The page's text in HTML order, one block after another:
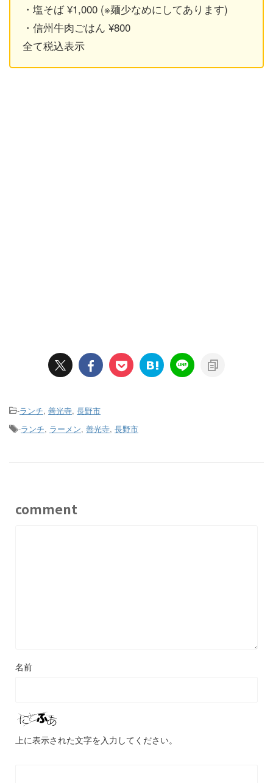
・塩そば ¥1,000 (※麺少なめにしてあります)
・信州牛肉ごはん ¥800
全て税込表示
-ランチ, 善光寺, 長野市
-ランチ, ラーメン, 善光寺, 長野市
comment
名前
上に表示された文字を入力してください。